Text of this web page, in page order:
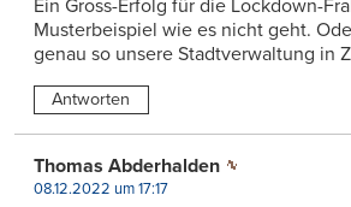
Ein Gross-Erfolg für die Lockdown-
Musterbeispiel wie es nicht geht.
genau so unsere Stadtverwaltung in
Antworten
Thomas Abderhalden
08.12.2022 um 17:17